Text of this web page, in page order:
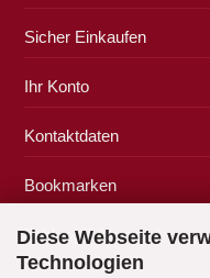
Diese Webseite
Technologien
Sicher Einkaufen
Ihr Konto
Kontaktdaten
Bookmarken
Zahlung & Versand